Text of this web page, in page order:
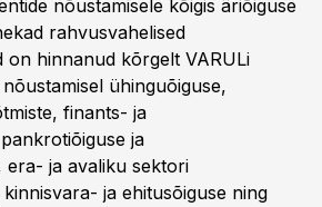
nõustamisele kõigis äriõiguse
rahvusvahelised
on hinnanud kõrgelt VARULi
ühinguõiguse,
finants- ja
ja
era- ja avaliku sektori
ja ehitusõiguse ning